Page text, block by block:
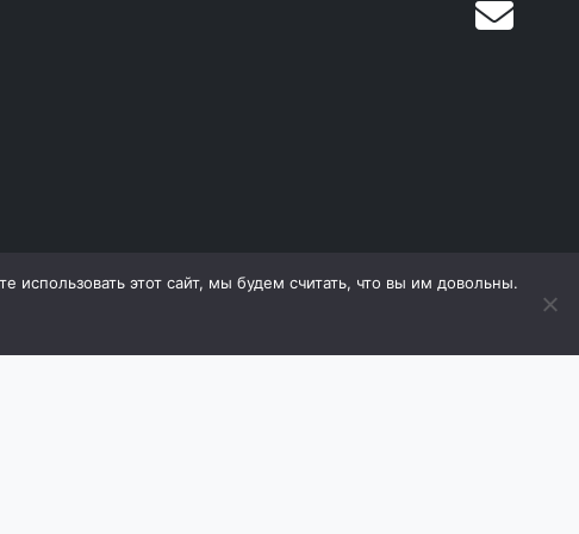
этот сайт, мы будем считать, что вы им довольны.